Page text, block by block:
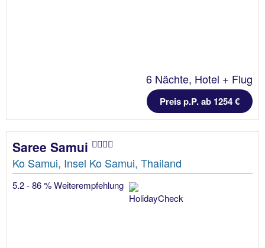
6 Nächte, Hotel + Flug
Preis p.P. ab 1254 €
Saree Samui
Ko Samui, Insel Ko Samui, Thailand
5.2 - 86 % Weiterempfehlung